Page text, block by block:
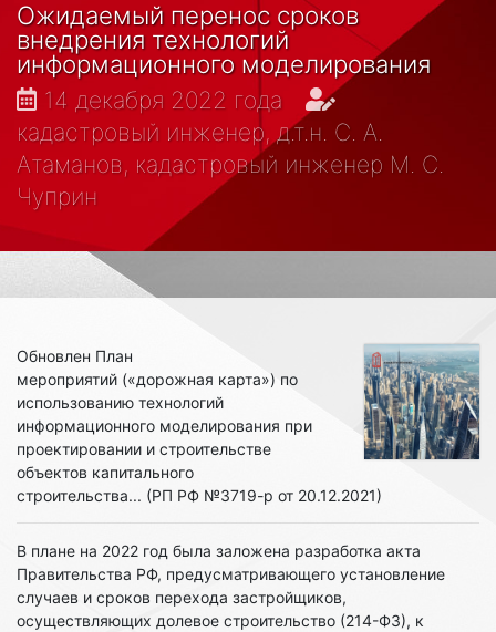
Ожидаемый перенос сроков
внедрения технологий
информационного моделирования
14 декабря 2022 года
кадастровый инженер, д.т.н. С. А.
Атаманов, кадастровый инженер М. С.
Чуприн
Обновлен План
мероприятий («дорожная карта») по
использованию технологий
информационного моделирования при
проектировании и строительстве
объектов капитального
строительства... (РП РФ №3719-р от 20.12.2021)
В плане на 2022 год была заложена разработка акта
Правительства РФ, предусматривающего установление
случаев и сроков перехода застройщиков,
осуществляющих долевое строительство (214-ФЗ), к